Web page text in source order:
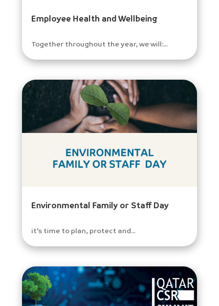
Employee Health and Wellbeing
Together throughout the year, we will:...
Environmental Family or Staff Day
it’s time to plan, protect and...